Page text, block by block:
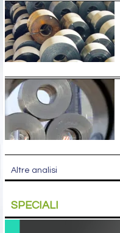
Altre analisi
SPECIALI